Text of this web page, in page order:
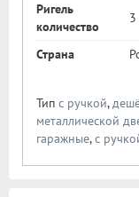
Ригель
количество
3
Страна
Тип с ручкой,
металлической
гаражные,с